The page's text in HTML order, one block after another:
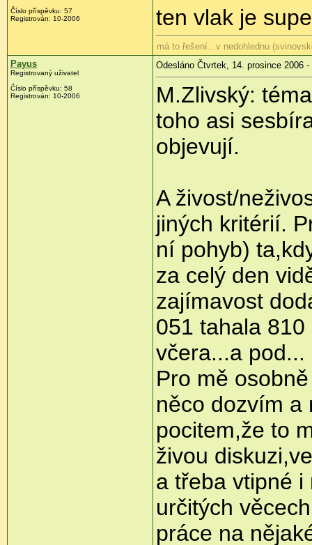
Číslo příspěvku: 57
Registrován: 10-2006
ten vlak je
má to řešení...v nedohlednu
Payus
Registrovaný uživatel
Číslo příspěvku: 58
Registrován: 10-2006
Odesláno Čtvrtek, 14. prosince 2006 -
M.Zlivský:
toho asi
objevují.
A živost/
jiných kritérií.
ní pohyb)
za celý den
zajímavost
051 tahala
včera...a pod...
Pro mě
něco dozvím a
pocitem,že to
živou
a třeba vtipné i
určitých
práce na